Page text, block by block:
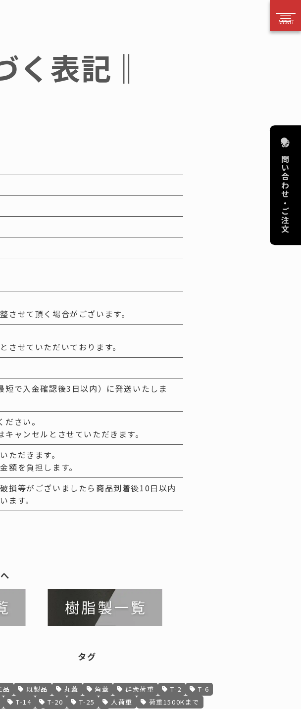
（お急ぎの方はお電話からのご注文をお願いいたします）
置）
ご利用案内
３Dモデリング
商品をさがす
橋歴板
協賛リンクのお願い
く表記‖
せて頂く場合がございます。
せていただいております。
で入金確認後3日以内）に発送いたしま
さい。
ャンセルとさせていただきます。
ただきます。
額を負担します。
損等がございましたら商品到着後10日以内
ます。
タグ
品 既製品 丸蓋 角蓋 群衆荷重 T-2
T-6
T-14 T-20 T-25 人荷重
荷重1500Kまで
お問い合わせ・ご注文